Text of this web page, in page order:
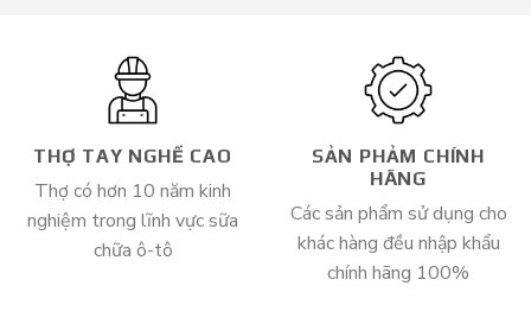
THỢ TAY NGHỀ CAO
Thợ có hơn 10 năm kinh
nghiệm trong lĩnh vực sữa
chữa ô-tô
SẢN PHẢM CHÍNH
HÃNG
Các sản phẩm sử dụng cho
khác hàng đều nhập khẩu
chính hãng 100%